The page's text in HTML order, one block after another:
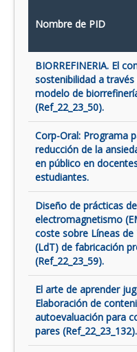
Nombre de PID
BIORREFINERIA. El
sostenibilidad a través
modelo de
(Ref_22_23_50).
Corp-Oral: Programa
reducción de la
en público en
estudiantes.
Diseño de prácticas de
electromagnetismo
coste sobre Líneas
(LdT) de fabricación
(Ref_22_23_59).
El arte de aprender
Elaboración de
autoevaluación para
pares (Ref_22_23_132).